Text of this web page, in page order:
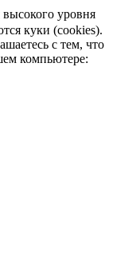
уровня
куки (cookies).
с тем, что
компьютере: